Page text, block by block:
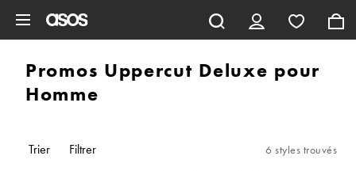
Promos Uppercut Deluxe pour
Homme
Trier Filtrer 6 styles trouvés